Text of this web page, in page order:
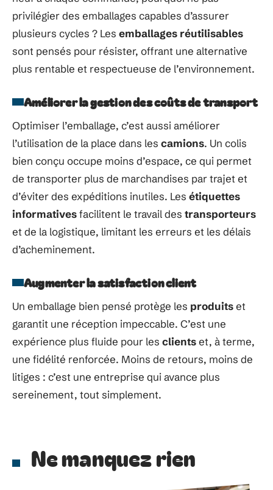
privilégier des emballages capables d’assurer
plusieurs cycles ? Les emballages réutilisables
sont pensés pour résister, offrant une alternative
plus rentable et respectueuse de l’environnement.
Améliorer la gestion des coûts de transport
Optimiser l’emballage, c’est aussi améliorer
l’utilisation de la place dans les camions. Un colis
bien conçu occupe moins d’espace, ce qui permet
de transporter plus de marchandises par trajet et
d’éviter des expéditions inutiles. Les étiquettes
informativesfacilitent le travail des transporteurs
et de la logistique, limitant les erreurs et les délais
d’acheminement.
Augmenter la satisfaction client
Un emballage bien pensé protège les produitset
garantit une réception impeccable. C’est une
expérience plus fluide pour les clientset, à terme,
une fidélité renforcée. Moins de retours, moins de
litiges : c’est une entreprise qui avance plus
sereinement, tout simplement.
Ne manquez rien